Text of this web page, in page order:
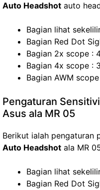
Auto Headshot auto
Bagian lihat
Bagian Red Dot
Bagian 2x scope :
Bagian 4x scope :
Bagian AWM
Pengaturan
Asus ala MR 05
Berikut ialah pengaturan
Auto Headshot ala MR
Bagian lihat
Bagian Red Dot